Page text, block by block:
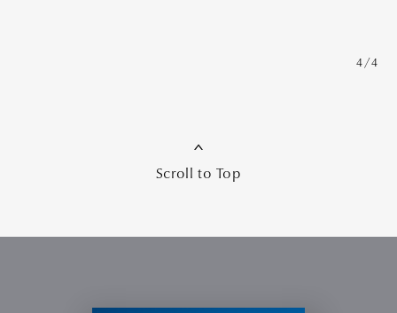
4/4
Scroll to Top